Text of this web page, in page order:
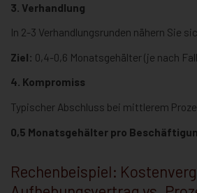
3. Verhandlung
In 2-3 Verhandlungsrunden nähern Sie
Ziel: 0,4-0,6 Monatsgehälter (je nach
4. Kompromiss
Typischer Abschluss bei mittlerem
0,5 Monatsgehälter pro
Rechenbeispiel: